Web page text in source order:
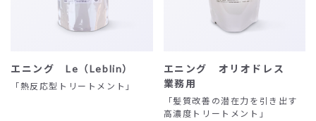
エニング Le（Leblin）
「熱反応型トリートメント」
エニング オリオドレス
業務用
「髪質改善の潜在力を引き出す
高濃度トリートメント」